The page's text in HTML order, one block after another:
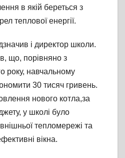
в якій береться з
теплової енергії.
і директор школи.
що, порівняно з
року, навчальному
30 тисяч гривень.
нового котла,за
у школі було
тепломережі та
вікна.